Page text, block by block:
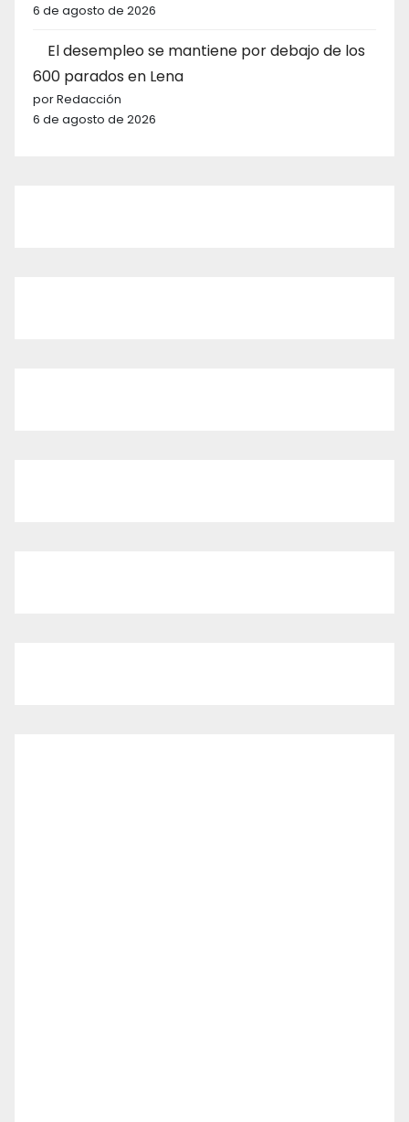
6 de agosto de 2026
El desempleo se mantiene por debajo de los
600 parados en Lena
por Redacción
6 de agosto de 2026